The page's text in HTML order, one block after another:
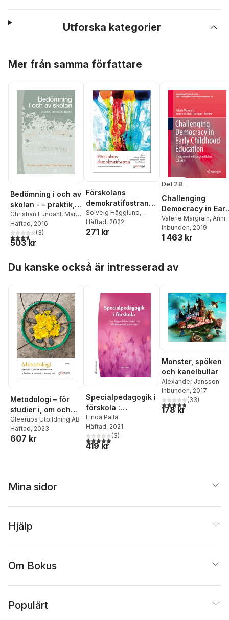
Utforska kategorier
Mer från samma författare
Bedömning i och av
skolan - - praktik,
principer, politik
Christian Lundahl, Maria
Folke-Fichtelius
Birgitte Eggen
Hofvendahl
Lindgren,Annica
Löfgren
Pettersson,Henrik
Román,Margareta
Serder,Florian Waldow
Ann-Christine Vallberg
Roth,Barbro Westlund
Häftad, 2016
3,7utav 5 stjärnor. Totalt antal röster:
(3)
503 kr
Förskolans
demokratifostran, 2
uppl : i ett
föränderligt
samhälle
Solveig Hägglund,
Annica Löfdahl
Hultman
Häftad, 2022
271 kr
Del 28
Challenging
Democracy in
Childhood
Education
Valerie Margrain,
Löfdahl Hultman
Inbunden, 2019
1 463 kr
Du kanske också är intresserad av
Metodologi – för
studier i, om och
med förskolan, 2
upp
Gleerups Utbildning AB
Häftad, 2023
607 kr
Specialpedagogik i
förskola :
grundläggande
huvudsaker och
reflekterande
djupdykningar
Linda Palla
Häftad, 2021
5,0utav 5 stjärnor. Totalt antal röster:
(3)
419 kr
Monster, spöken
och kanelbullar
Alexander Jansson
Inbunden, 2017
4,7utav 5 stjärnor.
(33)
178 kr
Mina sidor
Hjälp
Om Bokus
Populärt